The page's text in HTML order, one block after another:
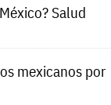
Salud
mexicanos por